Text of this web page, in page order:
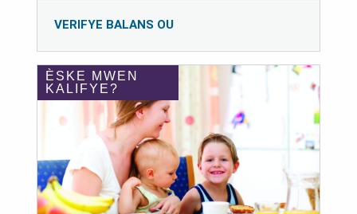
VERIFYE BALANS OU
ÈSKE MWEN
KALIFYE?